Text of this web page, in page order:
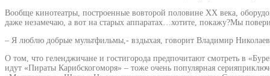
Вообще кинотеатры, построенные вовторой половине ХХ века,
даже незамечаю, а вот на старых аппаратах…хотите, покажу?Мы
– Я люблю добрые мультфильмы,- вздыхая, говорит Владимир
О том, что геленджичане и гостигорода предпочитают смотреть в
идут «Пираты Карибскогоморя» – тоже очень популярная